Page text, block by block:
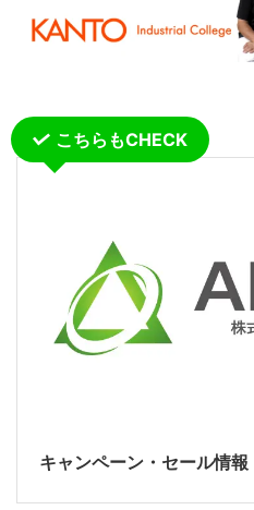
こちらもCHECK
キャンペーン・セール情報